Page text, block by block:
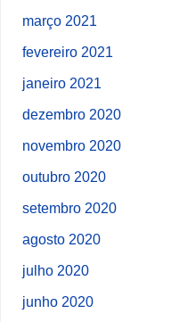
março 2021
fevereiro 2021
janeiro 2021
dezembro 2020
novembro 2020
outubro 2020
setembro 2020
agosto 2020
julho 2020
junho 2020